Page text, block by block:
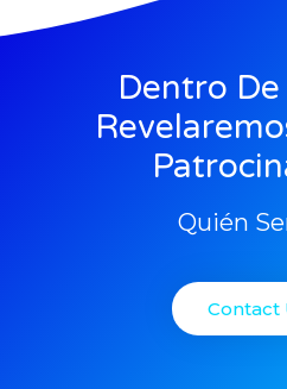
Dentro De
Quién
Contact